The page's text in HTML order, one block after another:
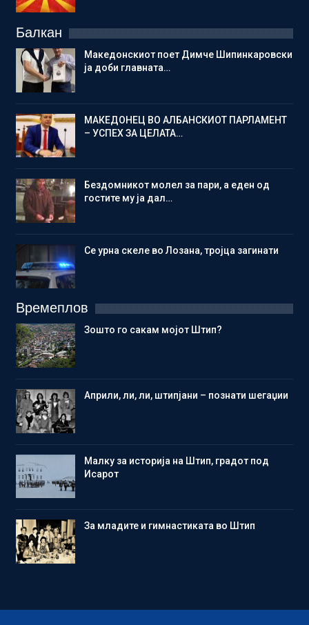
Балкан
Македонскиот поет Димче Шипинкаровски
ја доби главната…
МАКЕДОНЕЦ ВО АЛБАНСКИОТ ПАРЛАМЕНТ
– УСПЕХ ЗА ЦЕЛАТА…
Бездомникот молел за пари, а еден од
гостите му ја дал…
Се урна скеле во Лозана, тројца загинати
Времеплов
Зошто го сакам мојот Штип?
Aприли, ли, ли, штипјани – познати шегаџии
Малку за историја на Штип, градот под
Исарот
Зa младите и гимнастиката во Штип